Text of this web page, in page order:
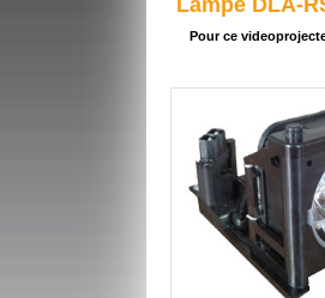
Lampe DLA-
Pour ce